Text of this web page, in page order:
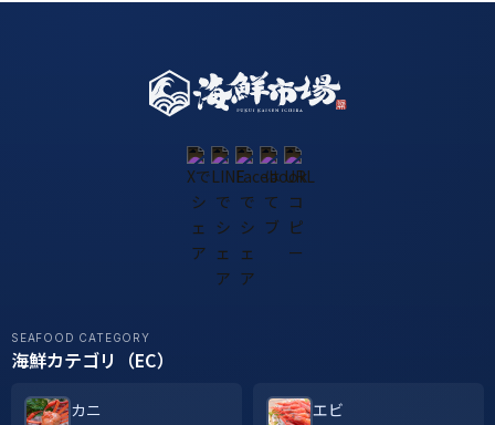
SEAFOOD CATEGORY
海鮮カテゴリ（EC）
カニ エビ